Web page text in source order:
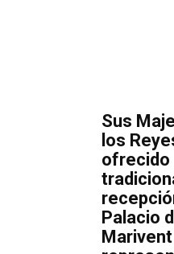
​Sus
los
ofrecido
Palacio